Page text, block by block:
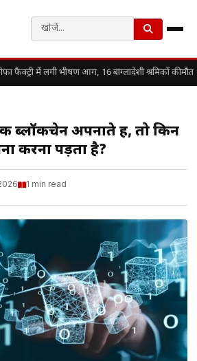
फैक्ट्री में लगी भीषण आग, 16 बांग्लादेशी श्रमिकों की मौत
ब्लॉकचेन अपनाते हैं, तो किन
करना पड़ता है?
1 min read